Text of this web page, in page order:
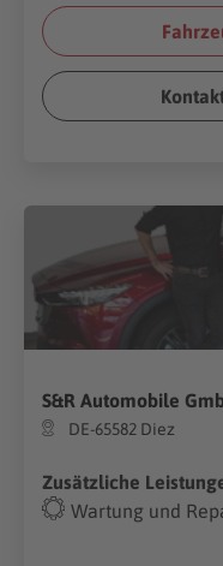
S&R Automobile
DE-65582 Diez
Zusätzliche
Wartung und